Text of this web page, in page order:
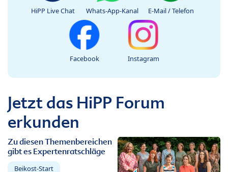
HiPP Live Chat Whats-App-Kanal E-Mail / Telefon
Facebook Instagram
Jetzt das HiPP Forum
erkunden
Zu diesen Themenbereichen
gibt es Expertenratschläge
Beikost-Start